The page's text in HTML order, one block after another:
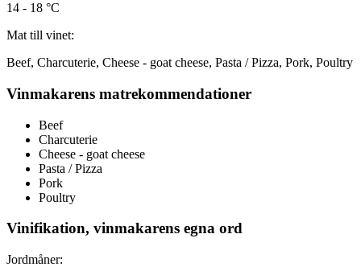
14 - 18 °C
Mat till vinet:
Beef, Charcuterie, Cheese - goat cheese, Pasta / Pizza, Pork, Poultry
Vinmakarens matrekommendationer
Beef
Charcuterie
Cheese - goat cheese
Pasta / Pizza
Pork
Poultry
Vinifikation, vinmakarens egna ord
Jordmåner: